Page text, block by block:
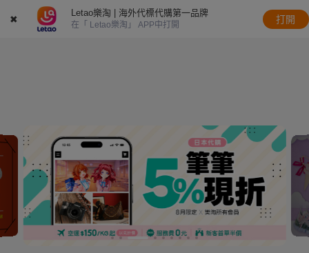
✖
Letao樂淘 | 海外代標代購第一品牌
在「 Letao樂淘」 APP中打開
打開